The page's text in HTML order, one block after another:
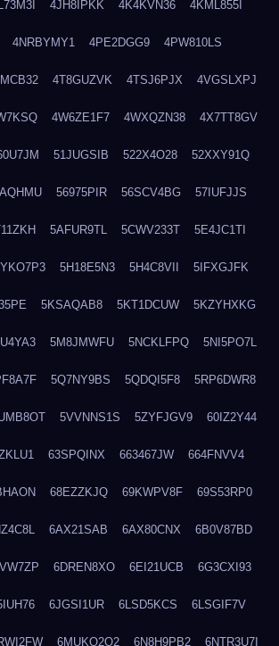
4JH8IPKK 4K4KVN36 4KML855I
4NRBYMY1 4PE2DGG9 4PW810LS
4T8GUZVK 4TSJ6PJX 4VGSLXPJ
4W6ZE1F7 4WXQZN38 4X7TT8GV
51JUGSIB 522X4O28 52XXY91Q
56975PIR 56SCV4BG 57IUFJJS
5AFUR9TL 5CWV233T 5E4JC1TI
5H18E5N3 5H4C8VII 5IFXGJFK
5KSAQAB8 5KT1DCUW 5KZYHXKG
5M8JMWFU 5NCKLFPQ 5NI5PO7L
5Q7NY9BS 5QDQI5F8 5RP6DWR8
5VVNNS1S 5ZYFJGV9 60IZ2Y44
63SPQINX 663467JW 664FNVV4
68EZZKJQ 69KWPV8F 69S53RP0
6AX21SAB 6AX80CNX 6B0V87BD
6DREN8XO 6EI21UCB 6G3CXI93
6JGSI1UR 6LSD5KCS 6LSGIF7V
6MUKQ2Q2 6N8H9PB2 6NTR3U7I